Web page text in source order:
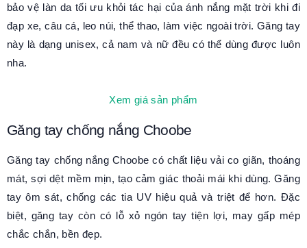
bảo vệ làn da tối ưu khỏi tác hại của ánh nắng mặt trời khi đi
đạp xe, câu cá, leo núi, thể thao, làm việc ngoài trời. Găng tay
này là dạng unisex, cả nam và nữ đều có thể dùng được luôn
nha.
Xem giá sản phẩm
Găng tay chống nắng Choobe
Găng tay chống nắng Choobe có chất liệu vải co giãn, thoáng
mát, sợi dệt mềm mịn, tạo cảm giác thoải mái khi dùng. Găng
tay ôm sát, chống các tia UV hiệu quả và triệt để hơn. Đặc
biệt, găng tay còn có lỗ xỏ ngón tay tiện lợi, may gấp mép
chắc chắn, bền đẹp.